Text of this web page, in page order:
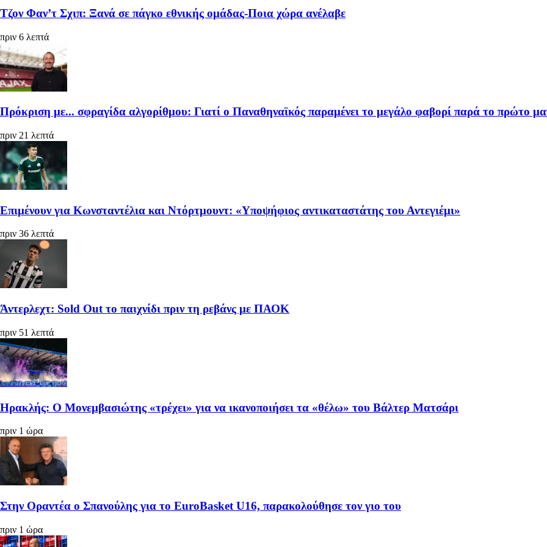
Τζον Φαν’τ Σχιπ: Ξανά σε πάγκο εθνικής ομάδας-Ποια χώρα ανέλαβε
πριν 6 λεπτά
Πρόκριση με... σφραγίδα αλγορίθμου: Γιατί ο Παναθηναϊκός παραμένει το μεγάλο φαβορί παρά το πρώτο
πριν 21 λεπτά
Επιμένουν για Κωνσταντέλια και Ντόρτμουντ: «Υποψήφιος αντικαταστάτης του Αντεγιέμι»
πριν 36 λεπτά
Άντερλεχτ: Sold Out το παιχνίδι πριν τη ρεβάνς με ΠΑΟΚ
πριν 51 λεπτά
Ηρακλής: Ο Μονεμβασιώτης «τρέχει» για να ικανοποιήσει τα «θέλω» του Βάλτερ Ματσάρι
πριν 1 ώρα
Στην Οραντέα ο Σπανούλης για το EuroBasket U16, παρακολούθησε τον γιο του
πριν 1 ώρα